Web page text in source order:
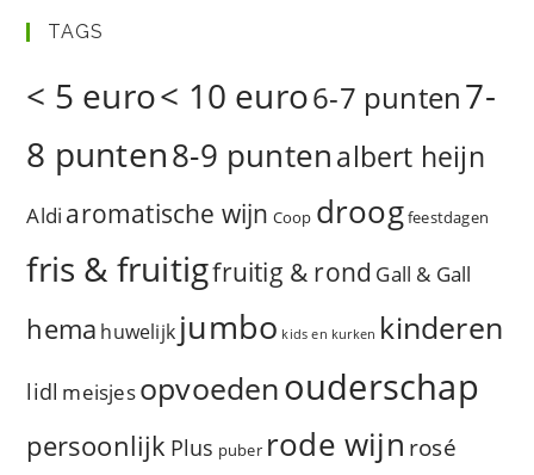
TAGS
< 5 euro< 10 euro6-7 punten7-
8 punten8-9 puntenalbert heijn
Aldi aromatische wijn Coop droogfeestdagen
fris & fruitigfruitig & rond Gall & Gall
hema huwelijk jumbo kids en kurken kinderen
lidl meisjesopvoedenouderschap
persoonlijk Plus puber rode wijn rosé